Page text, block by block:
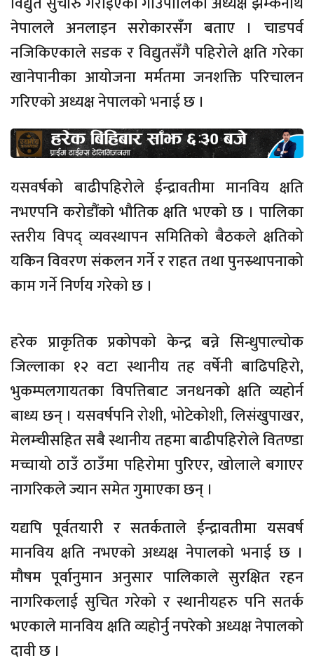
नेपालले अनलाइन सरोकारसँग बताए । चाडपर्व
नजिकिएकाले सडक र विद्युतसँगै पहिरोले क्षति गरेका
खानेपानीका आयोजना मर्मतमा जनशक्ति परिचालन
गरिएको अध्यक्ष नेपालको भनाई छ ।
यसवर्षको बाढीपहिरोले ईन्द्रावतीमा मानविय क्षति
नभएपनि करोडौंको भौतिक क्षति भएको छ । पालिका
स्तरीय विपद् व्यवस्थापन समितिको बैठकले क्षतिको
यकिन विवरण संकलन गर्ने र राहत तथा पुनस्र्थापनाको
काम गर्ने निर्णय गरेको छ ।
हरेक प्राकृतिक प्रकोपको केन्द्र बन्ने सिन्धुपाल्चोक
जिल्लाका १२ वटा स्थानीय तह वर्षेनी बाढिपहिरो,
भुकम्पलगायतका विपत्तिबाट जनधनको क्षति व्यहोर्न
बाध्य छन् । यसवर्षपनि रोशी, भोटेकोशी, लिसंखुपाखर,
मेलम्चीसहित सबै स्थानीय तहमा बाढीपहिरोले वितण्डा
मच्चायो ठाउँ ठाउँमा पहिरोमा पुरिएर, खोलाले बगाएर
नागरिकले ज्यान समेत गुमाएका छन् ।
यद्यपि पूर्वतयारी र सतर्कताले ईन्द्रावतीमा यसवर्ष
मानविय क्षति नभएको अध्यक्ष नेपालको भनाई छ ।
मौषम पूर्वानुमान अनुसार पालिकाले सुरक्षित रहन
नागरिकलाई सुचित गरेको र स्थानीयहरु पनि सतर्क
भएकाले मानविय क्षति व्यहोर्नु नपरेको अध्यक्ष नेपालको
दावी छ ।